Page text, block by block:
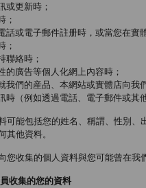
或更新時；
；
話或電子郵件註册時，或當您在實
；
聯絡時；
的廣告等個人化網上內容時；
我們的産品、本網站或實體店向我
時（例如透過電話、電子郵件或其
可能包括您的姓名、稱謂、性別
其他資料。
您收集的個人資料與您可能曾在我
收集的您的資料